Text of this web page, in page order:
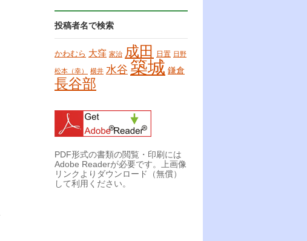
投稿者名で検索
かわむら 大窪 家治 成田 日置 日野
松本（幸） 横井 水谷 築城 鎌倉
長谷部
PDF形式の書類の閲覧・印刷には
Adobe Readerが必要です。上画像
リンクよりダウンロード（無償）
して利用ください。